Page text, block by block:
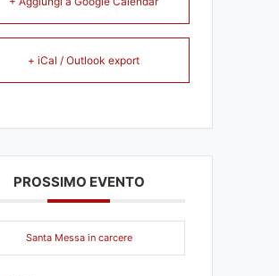
+ iCal / Outlook export
PROSSIMO EVENTO
Santa Messa in carcere